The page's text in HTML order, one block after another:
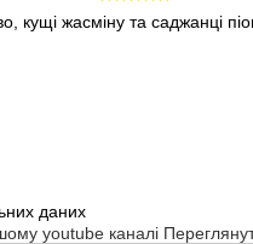
кущі жасміну та саджанці
даних
youtube каналі